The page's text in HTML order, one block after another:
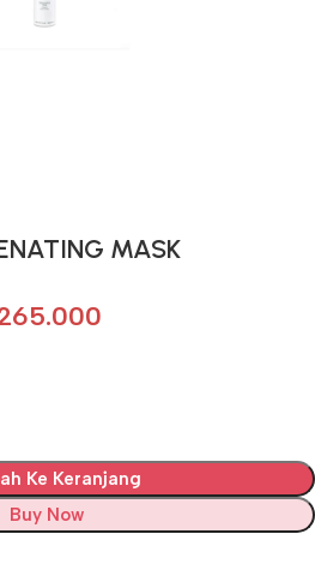
MASK
Ke Keranjang
Buy Now